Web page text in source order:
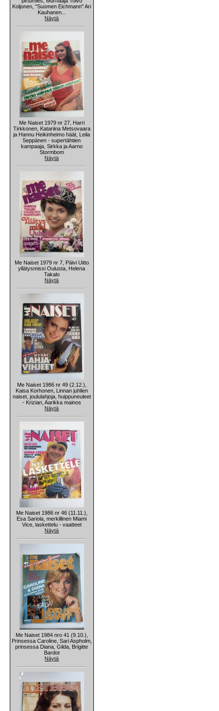
Koljonen, "Suomen Eichmann" Ari
Kauhanen...
Näytä
Me Naiset 1979 nr 27, Harri
Tirkkonen, Katariina Metsovaara
ja Hannu Heikinheimo häät, Leila
Seppänen - supertähtien
kampaaja, Sirkka ja Aarno
Stormbom
Näytä
Me Naiset 1979 nr 7, Päivi Uitto
yllätysmissi Oulusta, Helena
Takalo
Näytä
Me Naiset 1986 nr 49 (2.12.),
Kaisa Korhonen, Linnan juhlien
naiset, joululahjoja, huippuneuleet
- Krizian, Aarikka mainos
Näytä
Me Naiset 1986 nr 46 (11.11.),
Esa Sariola, merkillinen Miami
Vice, laskettelu - vaatteet
Näytä
Me Naiset 1984 nro 41 (9.10.),
Prinsessa Caroline, Sari Aspholm,
prinsessa Diana, Gilda, Brigitte
Bardot
Näytä